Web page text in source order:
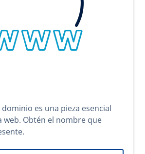
es una pieza esencial
web. Obtén el nombre que